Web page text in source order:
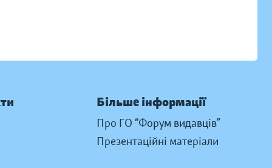
Більше інформації
Про ГО “Форум видавців”
Презентаційні матеріали